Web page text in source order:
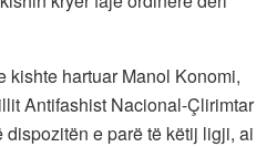
kishte hartuar Manol Konomi,
Antifashist Nacional-Çlirimtar
e parë të këtij ligji, ai